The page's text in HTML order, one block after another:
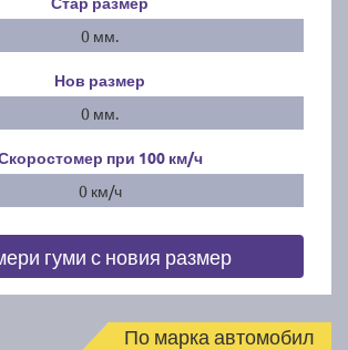
0 мм.
Нов размер
0 мм.
при 100 км/ч
0 км/ч
гуми с новия размер
По марка автомобил